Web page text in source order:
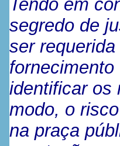
Tendo em
segredo de
ser
identificar os
modo, o
na praça